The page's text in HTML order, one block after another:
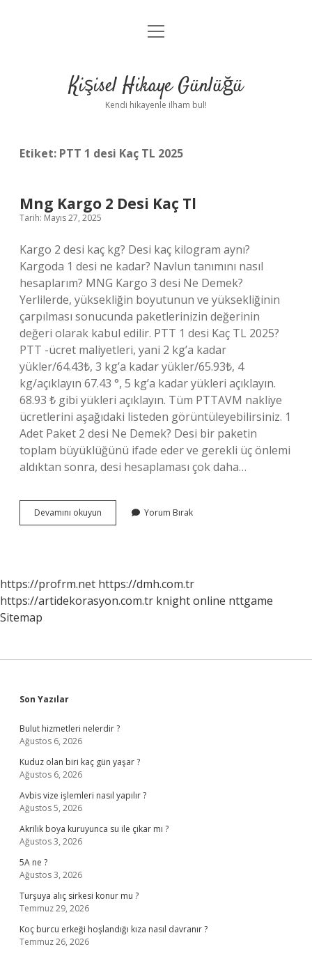
Anasayfa
Yasal Uyarı
menüyü
Kişisel Hikaye Günlüğü
Kendi hikayenle ilham bul!
Etiket: PTT 1 desi Kaç TL 2025
Mng Kargo 2 Desi Kaç Tl
Tarih: Mayıs 27, 2025
Kargo 2 desi kaç kg? Desi kaç kilogram aynı?
Kargoda 1 desi ne kadar? Navlun tanımını nasıl
hesaplarım? MNG Kargo 3 desi Ne Demek?
Yerlilerde, yüksekliğin boyutunun ve yüksekliğinin
çarpılması sonucunda paketlerinizin değerinin
değeri olarak kabul edilir. PTT 1 desi Kaç TL 2025?
PTT -ücret maliyetleri, yani 2 kg’a kadar
yükler/64.43₺, 3 kg’a kadar yükler/65.93₺, 4
kg/açıklayın 67.43 °, 5 kg’a kadar yükleri açıklayın.
68.93 ₺ gibi yükleri açıklayın. Tüm PTTAVM nakliye
ücretlerini aşağıdaki listeden görüntüleyebilirsiniz. 1
Adet Paket 2 desi Ne Demek? Desi bir paketin
toplam büyüklüğünü ifade eder ve gerekli üç önlemi
aldıktan sonra, desi hesaplaması çok daha…
Devamını okuyun
Kargo
Yorum Bırak
https://profrm.net https://dmh.com.tr
https://artidekorasyon.com.tr knight online nttgame
Sitemap
Sidebar
Son Yazılar
Bulut hizmetleri nelerdir ?
Ağustos 6, 2026
Kuduz olan biri kaç gün yaşar ?
Ağustos 6, 2026
Avbis vize işlemleri nasıl yapılır ?
Ağustos 5, 2026
Akrilik boya kuruyunca su ile çıkar mı ?
Ağustos 3, 2026
5A ne ?
Ağustos 3, 2026
Turşuya alıç sirkesi konur mu ?
Temmuz 29, 2026
Koç burcu erkeği hoşlandığı kıza nasıl davranır ?
Temmuz 26, 2026